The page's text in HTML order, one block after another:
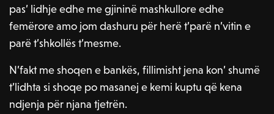
pas’ lidhje edhe me gjininë mashkullore edhe
femërore amo jom dashuru për herë t’parë n’vitin e
parë t’shkollës t’mesme.
N’fakt me shoqen e bankës, fillimisht jena kon’ shumë
t’lidhta si shoqe po masanej e kemi kuptu që kena
ndjenja për njana tjetrën.